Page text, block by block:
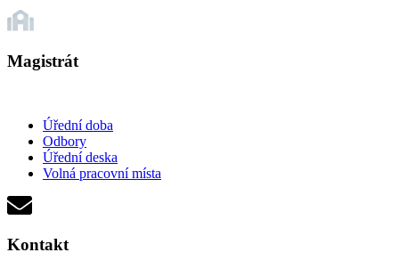
Magistrát
Úřední doba
Odbory
Úřední deska
Volná pracovní místa
Kontakt